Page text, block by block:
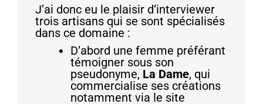
J’ai donc eu le plaisir d’interviewer
trois artisans qui se sont spécialisés
dans ce domaine :
D’abord une femme préférant
témoigner sous son
pseudonyme, La Dame, qui
commercialise ses créations
notamment via le site